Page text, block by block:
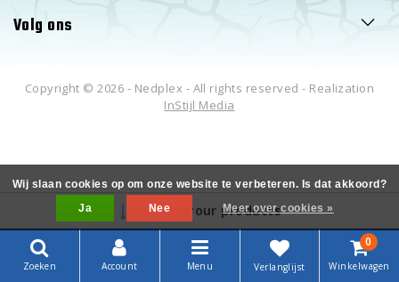
Volg ons
Copyright © 2026 - Nedplex - All rights reserved - Realization
InStijl Media
Filter your products
Zoeken Account Menu Verlanglijst
0
Winkelwagen
Wij slaan cookies op om onze website te verbeteren. Is dat akkoord?
Ja
Nee Meer over cookies »